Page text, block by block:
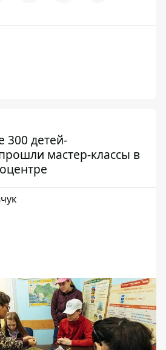
300 детей-
мастер-классы в